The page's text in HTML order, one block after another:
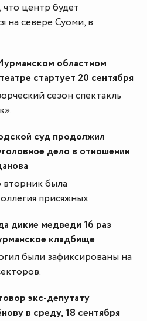
что центр будет
на севере Суоми, в
областном
стартует 20 сентября
сезон спектакль
суд продолжил
дело в отношении
вторник была
присяжных
дикие медведи 16 раз
кладбище
были зафиксированы на
экс-депутату
в среду, 18 сентября